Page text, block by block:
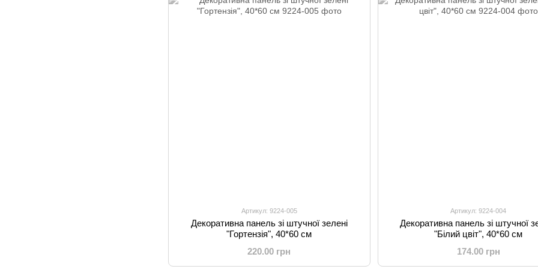
Артикул: 9224-005
Декоративна панель зі штучної зелені
"Гортензія", 40*60 см
220.00 грн
Артикул: 9224-004
Декоративна панель зі штучної
"Білий цвіт", 40*60 см
174.00 грн